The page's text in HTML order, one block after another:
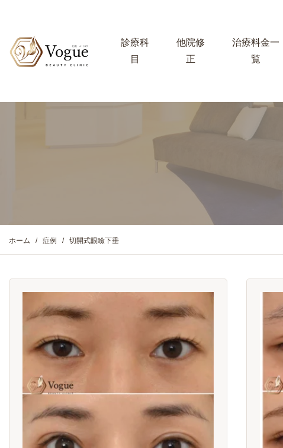
診療科
目
他院修
正
治療料金一
覧
ホーム 症例 切開式眼瞼下垂